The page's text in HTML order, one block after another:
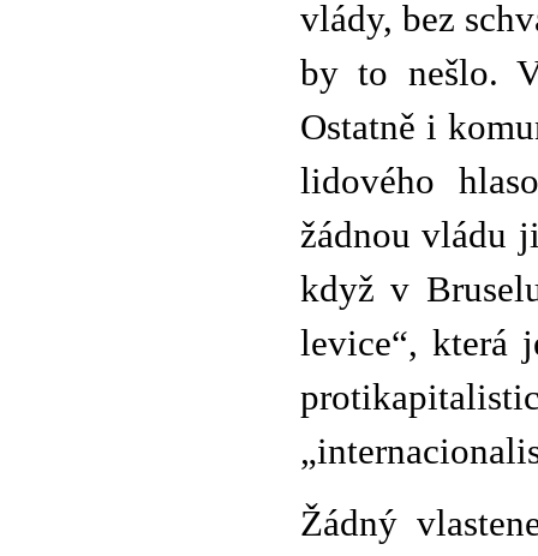
vlády, bez
by to nešlo.
Ostatně i
lidového
žádnou vládu
když v
levice“, která
Žádný